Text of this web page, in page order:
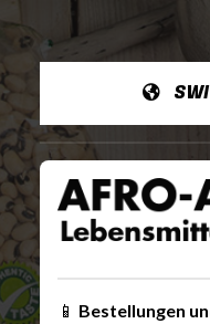
📱 Bestellungen